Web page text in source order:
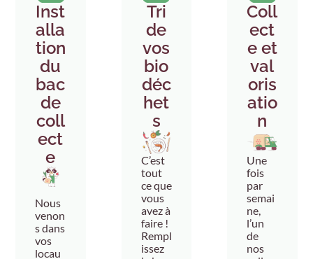
Inst
alla
tion
du
bac
de
coll
ect
e
Nous
venon
s dans
vos
locau
Tri
de
vos
bio
déc
het
s
C’est
tout
ce que
vous
avez à
faire !
Rempl
issez
Coll
ect
e et
val
oris
atio
n
Une
fois
par
semai
ne,
l’un
de
nos